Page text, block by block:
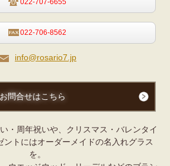
022-707-6655
022-706-8562
info@rosario7.jp
お問合せはこちら
・周年祝いや、クリスマス・バレンタイ
ントにはオーダーメイドの名入れグラス
を。